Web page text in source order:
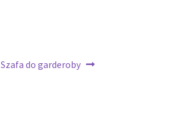
Następny
Szafa do garderoby